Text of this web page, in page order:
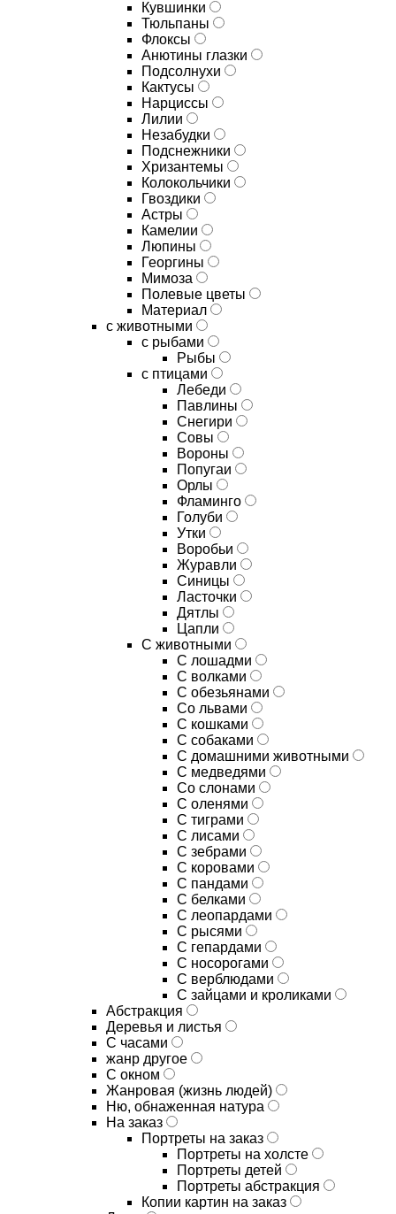
Кувшинки
Тюльпаны
Флоксы
Анютины глазки
Подсолнухи
Кактусы
Нарциссы
Лилии
Незабудки
Подснежники
Хризантемы
Колокольчики
Гвоздики
Астры
Камелии
Люпины
Георгины
Мимоза
Полевые цветы
Материал
с животными
с рыбами
Рыбы
с птицами
Лебеди
Павлины
Снегири
Совы
Вороны
Попугаи
Орлы
Фламинго
Голуби
Утки
Воробьи
Журавли
Синицы
Ласточки
Дятлы
Цапли
С животными
С лошадми
С волками
С обезьянами
Со львами
С кошками
С собаками
С домашними животными
С медведями
Со слонами
С оленями
С тиграми
С лисами
С зебрами
С коровами
С пандами
С белками
С леопардами
С рысями
С гепардами
С носорогами
С верблюдами
С зайцами и кроликами
Абстракция
Деревья и листья
С часами
жанр другое
С окном
Жанровая (жизнь людей)
Ню, обнаженная натура
На заказ
Портреты на заказ
Портреты на холсте
Портреты детей
Портреты абстракция
Копии картин на заказ